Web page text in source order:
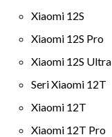
Xiaomi 12S
Xiaomi 12S Pro
Xiaomi 12S Ultra
Seri Xiaomi 12T
Xiaomi 12T
Xiaomi 12T Pro